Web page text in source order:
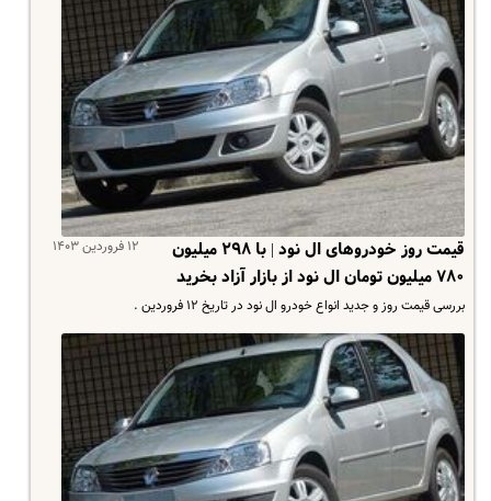
۱۲ فروردین ۱۴۰۳
قیمت روز خودروهای ال نود | با ۲۹۸ میلیون
۷۸۰ میلیون تومان ال نود از بازار آزاد بخرید
بررسی قیمت روز و جدید انواع خودرو ال نود در تاریخ ۱۲ فروردین .